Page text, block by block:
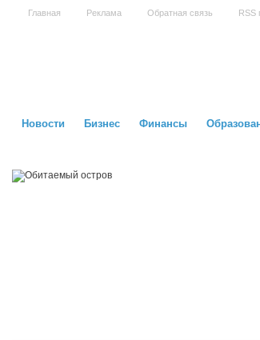
Главная Реклама Обратная связь RSS
Новости Бизнес Финансы